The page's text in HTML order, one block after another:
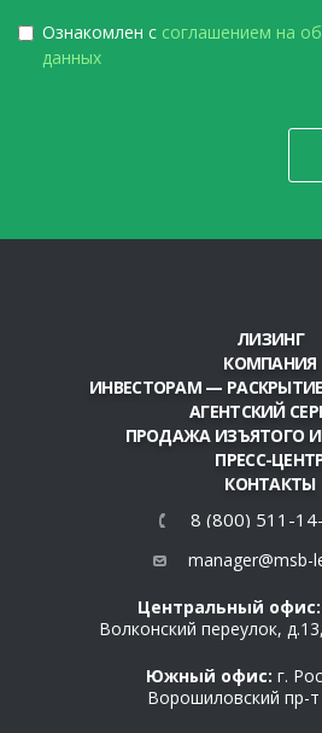
Ознакомлен с соглашением на
данных
ЛИЗИНГ
КОМПАНИЯ
ИНВЕСТОРАМ —
АГЕНТСКИЙ
ПРОДАЖА ИЗЪЯТОГО
ПРЕСС-
КОНТАКТЫ
8 (800) 511-
manager@msb-
Центральный офис:
Волконский переулок,
Южный офис: г.
Ворошиловский пр-